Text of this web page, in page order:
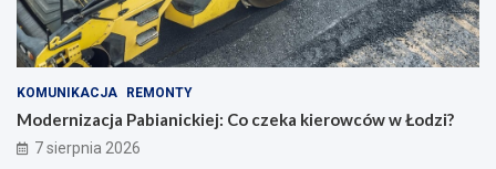
KOMUNIKACJA REMONTY
Modernizacja Pabianickiej: Co czeka kierowców w Łodzi?
7 sierpnia 2026